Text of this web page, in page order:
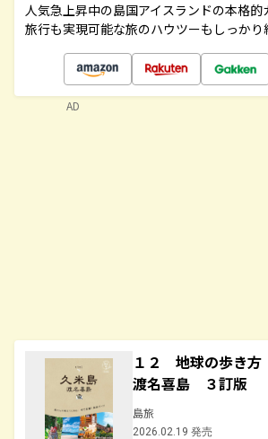
人気急上昇中の島国アイスランドの本格的
旅行も実現可能な旅のハウツーもしっかり
１２ 地球の歩き
渡名喜島 ３訂版
島旅
2026.02.19 発売
AD